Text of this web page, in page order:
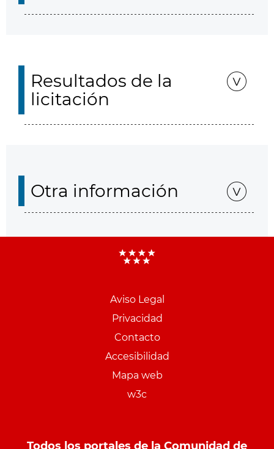
Resultados de la
licitación
Otra información
Aviso Legal
Privacidad
Contacto
Accesibilidad
Mapa web
w3c
Todos los portales de la Comunidad de